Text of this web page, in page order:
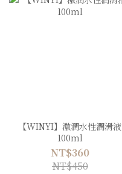
【WINYI】激潤水性潤滑液
100ml
NT$360
NT$450